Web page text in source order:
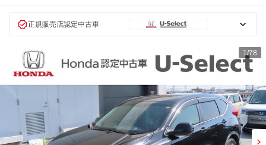
メ ＥＴＣ車載器 ターボ車 キーレス ＵＳＢ シートヒータ
正規販売店認定中古車
1 /78